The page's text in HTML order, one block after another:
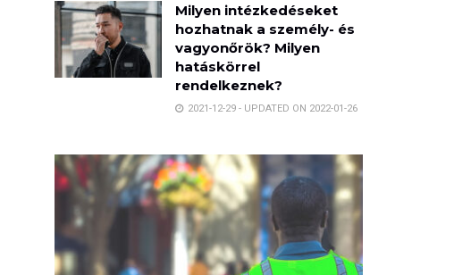
Milyen intézkedéseket
hozhatnak a személy- és
vagyonőrök? Milyen
hatáskörrel
rendelkeznek?
2021-12-29 - UPDATED ON 2022-01-26